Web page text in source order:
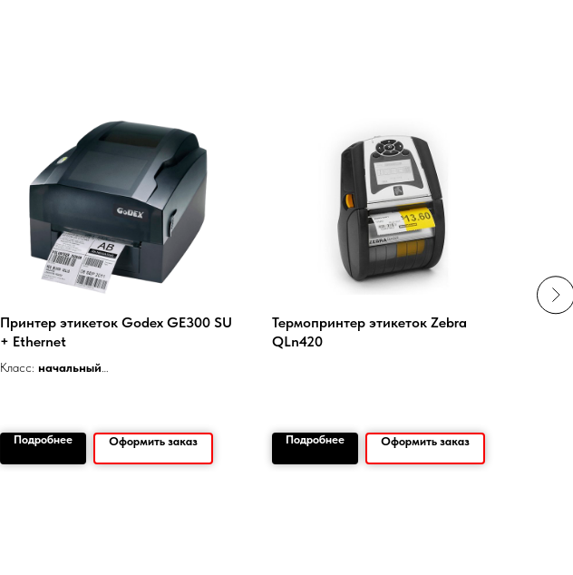
Принтер этикеток Godex GE300 SU
+ Ethernet
Класс: начальный
Подробнее Оформить заказ
Термопринтер этикеток Zebra
QLn420
Подробнее Оформить заказ